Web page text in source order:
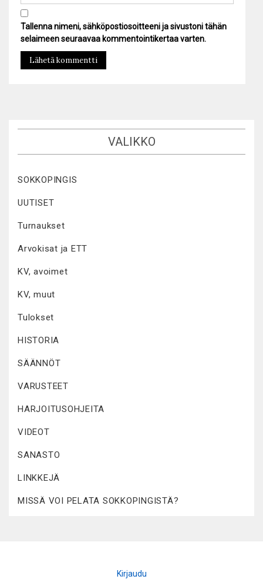
Tallenna nimeni, sähköpostiosoitteeni ja sivustoni tähän
selaimeen seuraavaa kommentointikertaa varten.
VALIKKO
SOKKOPINGIS
UUTISET
Turnaukset
Arvokisat ja ETT
KV, avoimet
KV, muut
Tulokset
HISTORIA
SÄÄNNÖT
VARUSTEET
HARJOITUSOHJEITA
VIDEOT
SANASTO
LINKKEJÄ
MISSÄ VOI PELATA SOKKOPINGISTÄ?
Kirjaudu